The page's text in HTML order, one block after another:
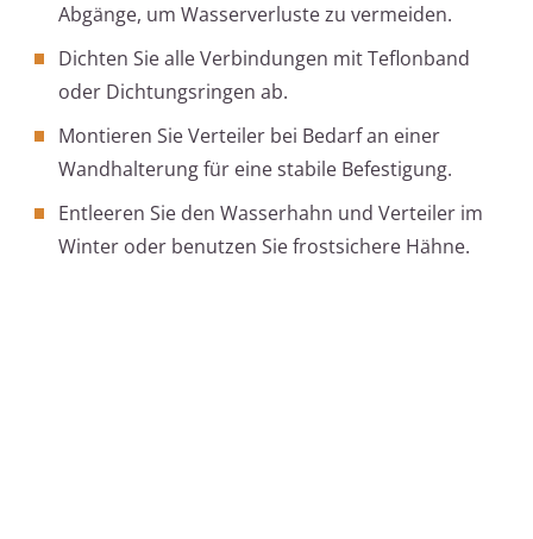
Abgänge, um Wasserverluste zu vermeiden.
Dichten Sie alle Verbindungen mit Teflonband
oder Dichtungsringen ab.
Montieren Sie Verteiler bei Bedarf an einer
Wandhalterung für eine stabile Befestigung.
Entleeren Sie den Wasserhahn und Verteiler im
Winter oder benutzen Sie frostsichere Hähne.